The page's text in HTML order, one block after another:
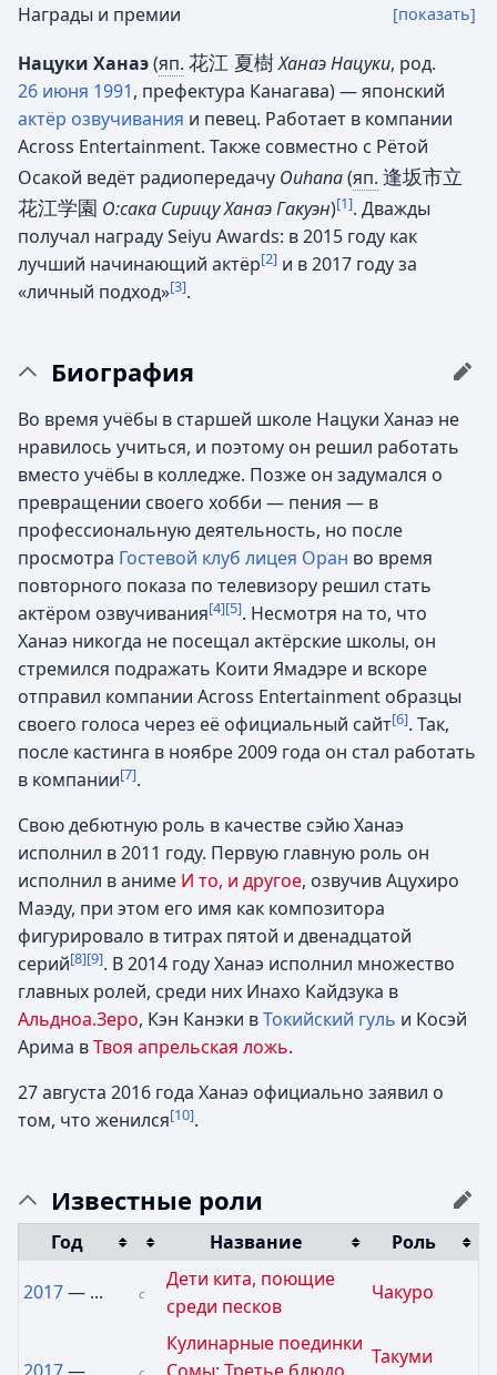
Награды и премии
[показать]
Нацуки Ханаэ(яп. 花江 夏樹Ханаэ Нацуки, род.
26 июня 1991, префектура Канагава) — японский
актёр озвучивания и певец. Работает в компании
Across Entertainment. Также совместно с Рётой
Осакой ведёт радиопередачу Ouhana(яп. 逢坂市立
花江学園 О:сака Сирицу Ханаэ Гакуэн)[1]. Дважды
получал награду Seiyu Awards: в 2015 году как
лучший начинающий актёр[2] и в 2017 году за
«личный подход»[3].
Биография
Во время учёбы в старшей школе Нацуки Ханаэ не
нравилось учиться, и поэтому он решил работать
вместо учёбы в колледже. Позже он задумался о
превращении своего хобби — пения — в
профессиональную деятельность, но после
просмотра Гостевой клуб лицея Оран во время
повторного показа по телевизору решил стать
актёром озвучивания[4][5]. Несмотря на то, что
Ханаэ никогда не посещал актёрские школы, он
стремился подражать Коити Ямадэре и вскоре
отправил компании Across Entertainment образцы
своего голоса через её официальный сайт[6]. Так,
после кастинга в ноябре 2009 года он стал работать
в компании[7].
Свою дебютную роль в качестве сэйю Ханаэ
исполнил в 2011 году. Первую главную роль он
исполнил в аниме И то, и другое, озвучив Ацухиро
Маэду, при этом его имя как композитора
фигурировало в титрах пятой и двенадцатой
серий[8][9]. В 2014 году Ханаэ исполнил множество
главных ролей, среди них Инахо Кайдзука в
Альдноа.Зеро, Кэн Канэки вТокийский гуль и Косэй
Арима вТвоя апрельская ложь.
27 августа 2016 года Ханаэ официально заявил о
том, что женился[10].
Известные роли
Год Название Роль
2017— ... с
Дети кита, поющие
среди песков
Чакуро
2017— ... с
Кулинарные поединки
Сомы: Третье блюдо
Такуми